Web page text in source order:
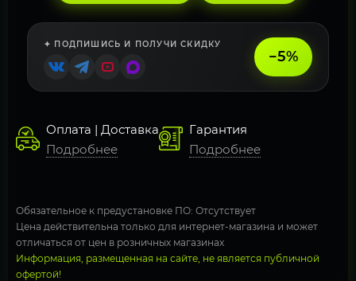
✦ ПОДПИШИСЬ И ПОЛУЧИ СКИДКУ
−5%
Оплата | Доставка
Подробнее
Гарантия
Подробнее
Обязательное к предустановке ПО: Отсутствует
Цена действительна только для интернет-магазина и может
отличаться от цен в розничных магазинах
Информация, размещенная на сайте, не является публичной
офертой!